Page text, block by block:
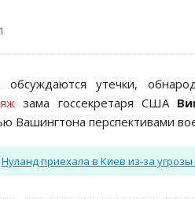
утечки,
зама госсекретаря США
Вашингтона перспективами
Нуланд приехала в Киев из-за